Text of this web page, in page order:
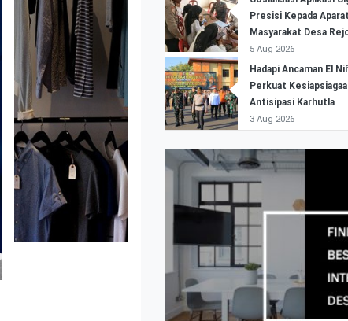
Presisi Kepada
Masyarakat Desa
5 Aug 2026
Hadapi Ancaman El
Perkuat
Antisipasi Karhutla
3 Aug 2026